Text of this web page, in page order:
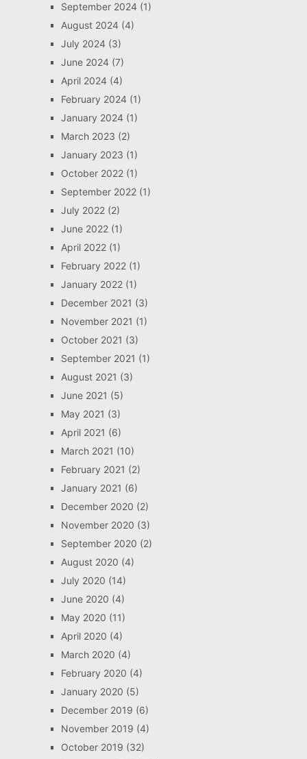
September 2024(1)
August 2024(4)
July 2024(3)
June 2024(7)
April 2024(4)
February 2024(1)
January 2024(1)
March 2023 (2)
January 2023 (1)
October 2022(1)
September 2022(1)
July 2022(2)
June 2022(1)
April 2022(1)
February 2022(1)
January 2022(1)
December 2021 (3)
November 2021 (1)
October 2021 (3)
September 2021 (1)
August 2021 (3)
June 2021 (5)
May 2021 (3)
April 2021 (6)
March 2021 (10)
February 2021 (2)
January 2021 (6)
December 2020 (2)
November 2020 (3)
September 2020 (2)
August 2020 (4)
July 2020 (14)
June 2020 (4)
May 2020 (11)
April 2020 (4)
March 2020 (4)
February 2020 (4)
January 2020 (5)
December 2019 (6)
November 2019 (4)
October 2019 (32)